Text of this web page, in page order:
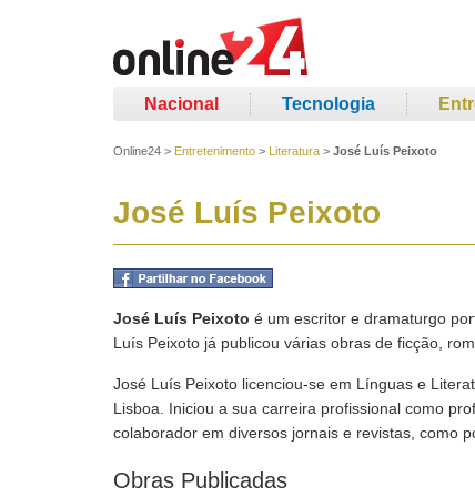
Nacional Tecnologia
Online24 > Entretenimento > Literatura > José Luís Peixoto
José Luís Peixoto
José Luís Peixoto é um escritor e dramaturgo
Luís Peixoto já publicou várias obras de ficção,
José Luís Peixoto licenciou-se em Línguas e
Lisboa. Iniciou a sua carreira profissional como
colaborador em diversos jornais e revistas, como
Obras Publicadas